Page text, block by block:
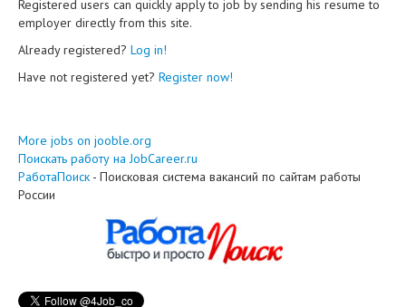
Registered users can quickly apply to job by sending his resume to
employer directly from this site.
Already registered? Log in!
Have not registered yet? Register now!
More jobs on jooble.org
Поискать работу на JobCareer.ru
РаботаПоиск - Поисковая система вакансий по сайтам работы
России